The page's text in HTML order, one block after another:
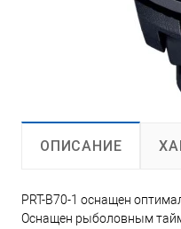
ОПИСАНИЕ
PRT-B70-1 оснащен
Оснащен рыболовным